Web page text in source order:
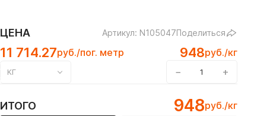
ЦЕНА Артикул: N105047Поделиться
11 714.27руб./пог. метр 948руб./кг
КГ − +
ИТОГО 948руб./кг